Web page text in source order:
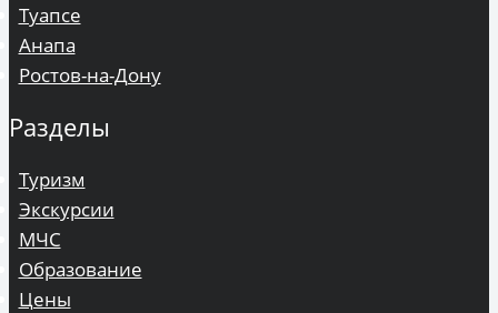
Туапсе
Анапа
Ростов-на-Дону
Разделы
Туризм
Экскурсии
МЧС
Образование
Цены